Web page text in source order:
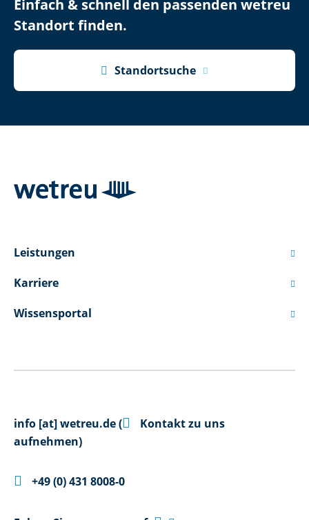
Einfach & schnell den passenden wetreu
Standort finden.
 Standortsuche
Leistungen 
Karriere 
Wissensportal 
info [at]wetreu.de(
Kontakt zu uns
aufnehmen)
 +49 (0) 431 8008-0